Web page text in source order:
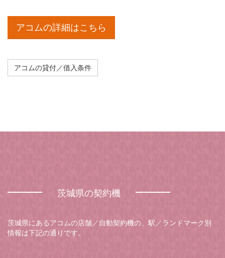
アコムの詳細はこちら
アコムの貸付／借入条件
茨城県の契約機
茨城県にあるアコムの店舗／自動契約機の、駅／ランドマーク別
情報は下記の通りです。